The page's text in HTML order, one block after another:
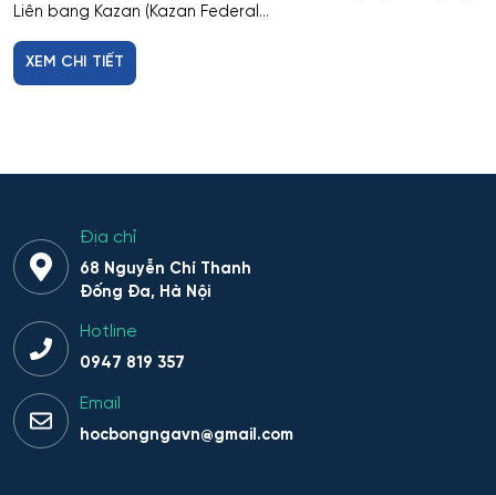
Giám sát thông minh
Giám định tư pháp
Giáo dục thể chất
Giáo dục đặc biệt
Hiệu suất tổ hợp máy bay
Liên bang Kazan (Kazan Federal...
XEM CHI TIẾT
Địa chỉ
68 Nguyễn Chí Thanh
Đống Đa, Hà Nội
Hotline
0947 819 357
Email
hocbongngavn@gmail.com